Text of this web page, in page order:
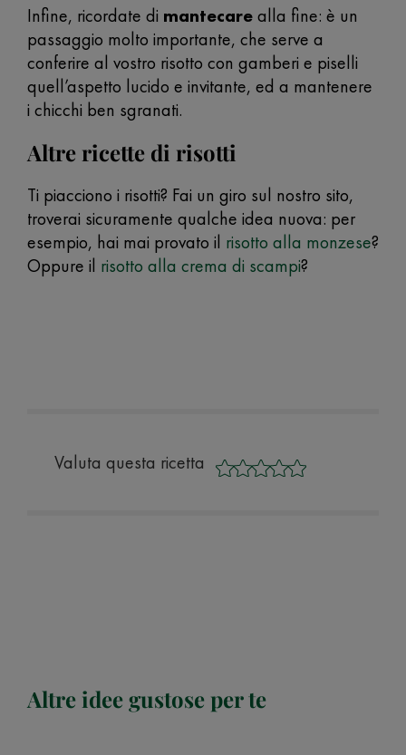
Infine, ricordate di mantecarealla fine: è un
passaggio molto importante, che serve a
conferire al vostro risotto con gamberi e piselli
quell’aspetto lucido e invitante, ed a mantenere
i chicchi ben sgranati.
Altre ricette di risotti
Ti piacciono i risotti? Fai un giro sul nostro sito,
troverai sicuramente qualche idea nuova: per
esempio, hai mai provato il risotto alla monzese?
Oppure il risotto alla crema di scampi?
Valuta questa ricetta
Altre idee gustose per te